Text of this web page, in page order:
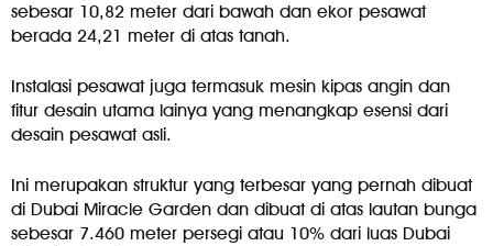
sebesar 10,82 meter dari bawah dan ekor pesawat
berada 24,21 meter di atas tanah.
Instalasi pesawat juga termasuk mesin kipas angin dan
fitur desain utama lainya yang menangkap esensi dari
desain pesawat asli.
Ini merupakan struktur yang terbesar yang pernah dibuat
di Dubai Miracle Garden dan dibuat di atas lautan bunga
sebesar 7.460 meter persegi atau 10% dari luas Dubai